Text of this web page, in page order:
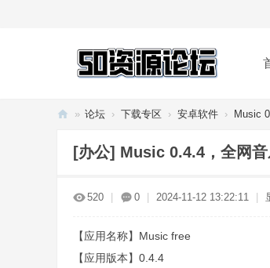
» 论坛 › 下载专区 › 安卓软件 › Music
[办公] Music 0.4.4，全网音
520 0 2024-11-12 13:22:11
【应用名称】Music free
【应用版本】0.4.4